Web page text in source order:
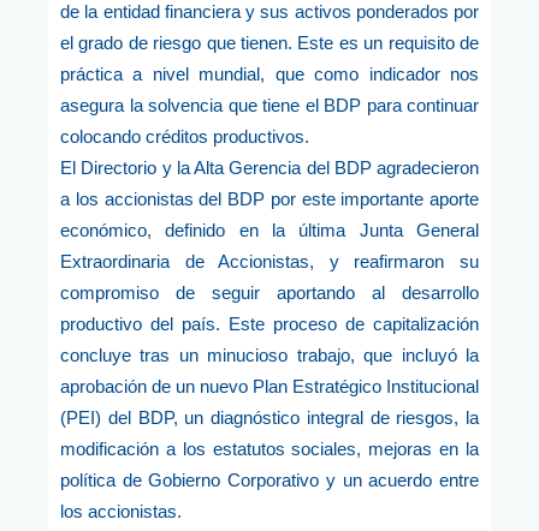
de la entidad financiera y sus activos ponderados por
el grado de riesgo que tienen. Este es un requisito de
práctica a nivel mundial, que como indicador nos
asegura la solvencia que tiene el BDP para continuar
colocando créditos productivos.
El Directorio y la Alta Gerencia del BDP agradecieron
a los accionistas del BDP por este importante aporte
económico, definido en la última Junta General
Extraordinaria de Accionistas, y reafirmaron su
compromiso de seguir aportando al desarrollo
productivo del país. Este proceso de capitalización
concluye tras un minucioso trabajo, que incluyó la
aprobación de un nuevo Plan Estratégico Institucional
(PEI) del BDP, un diagnóstico integral de riesgos, la
modificación a los estatutos sociales, mejoras en la
política de Gobierno Corporativo y un acuerdo entre
los accionistas.